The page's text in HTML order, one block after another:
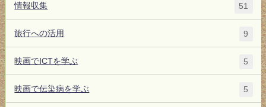
情報収集 51
旅行への活用 9
映画でICTを学ぶ 5
映画で伝染病を学ぶ 5